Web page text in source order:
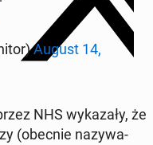
August 14,
NHS wy­ka­za­ły, że
(obecnie na­zy­wa­